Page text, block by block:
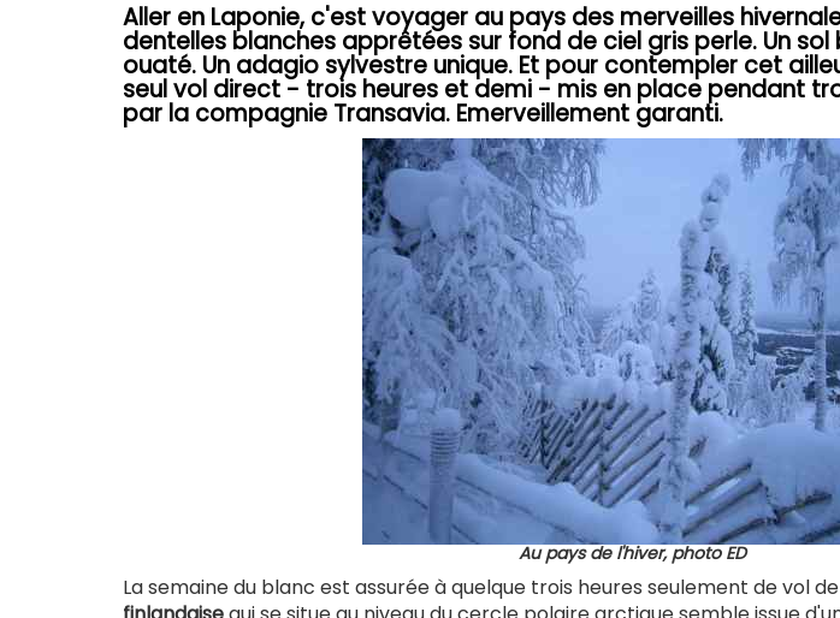
Aller en Laponie, c'est voyager au pays des merveilles
dentelles blanches apprêtées sur fond de ciel gris perle. Un
ouaté. Un adagio sylvestre unique. Et pour contempler cet
seul vol direct - trois heures et demi - mis en place pendant
par la compagnie Transavia. Emerveillement garanti.
Au pays de l'hiver, photo ED
La semaine du blanc est assurée à quelque trois heures seulement de vol